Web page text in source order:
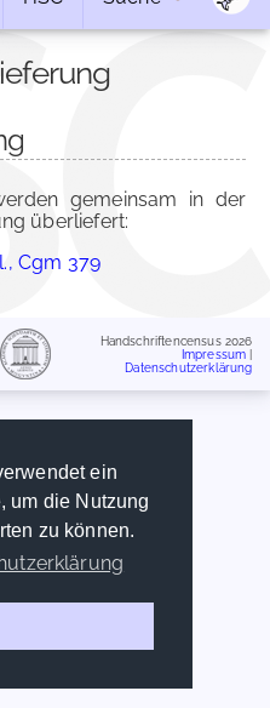
ein
um die Nutzung
zu können.
gemeinsam in der
überliefert:
Cgm 379
Handschriftencensus 2026
Impressum
Datenschutzerklärung